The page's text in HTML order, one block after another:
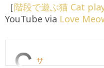
［階段で遊ぶ猫 Cat
YouTube via Love
サ